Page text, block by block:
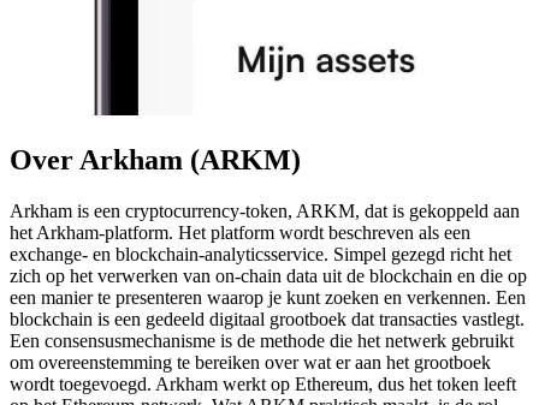
Over Arkham (ARKM)
Arkham is een cryptocurrency-token, ARKM, dat is gekoppeld aan
het Arkham-platform. Het platform wordt beschreven als een
exchange- en blockchain-analyticsservice. Simpel gezegd richt het
zich op het verwerken van on-chain data uit de blockchain en die op
een manier te presenteren waarop je kunt zoeken en verkennen. Een
blockchain is een gedeeld digitaal grootboek dat transacties vastlegt.
Een consensusmechanisme is de methode die het netwerk gebruikt
om overeenstemming te bereiken over wat er aan het grootboek
wordt toegevoegd. Arkham werkt op Ethereum, dus het token leeft